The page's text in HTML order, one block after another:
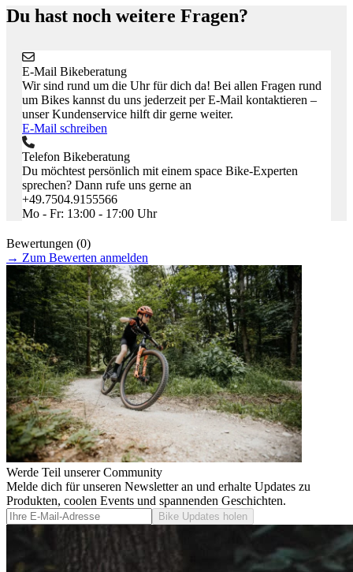
Du hast noch weitere Fragen?
E-Mail Bikeberatung
Wir sind rund um die Uhr für dich da! Bei allen Fragen rund
um Bikes kannst du uns jederzeit per E-Mail kontaktieren –
unser Kundenservice hilft dir gerne weiter.
E-Mail schreiben
Telefon Bikeberatung
Du möchtest persönlich mit einem space Bike-Experten
sprechen? Dann rufe uns gerne an
+49.7504.9155566
Mo - Fr: 13:00 - 17:00 Uhr
Bewertungen (0)
→ Zum Bewerten anmelden
Werde Teil unserer Community
Melde dich für unseren Newsletter an und erhalte Updates zu
Produkten, coolen Events und spannenden Geschichten.
Bike Updates holen